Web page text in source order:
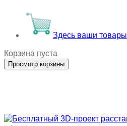
Здесь ваши товары
Корзина пуста